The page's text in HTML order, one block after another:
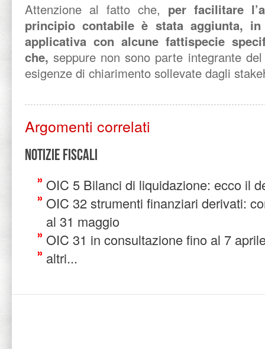
Attenzione al fatto che, per facilitare
principio contabile è stata aggiunta,
applicativa con alcune fattispecie
che, seppure non sono parte integrante
esigenze di chiarimento sollevate dagli
Argomenti correlati
Notizie Fiscali
OIC 5 Bilanci di liquidazione: ecco il
OIC 32 strumenti finanziari derivati:
al 31 maggio
OIC 31 in consultazione fino al 7
altri...